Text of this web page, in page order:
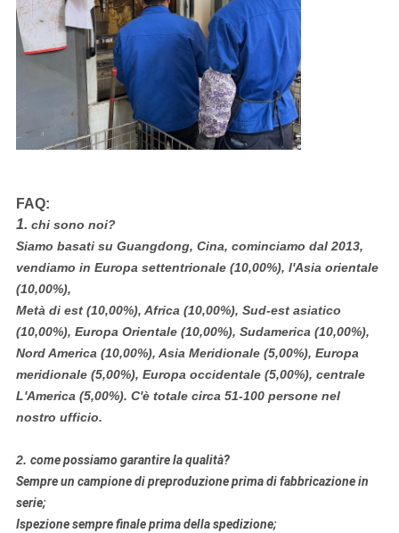
FAQ:
1. chi sono noi?
Siamo basati su Guangdong, Cina, cominciamo dal 2013,
vendiamo in Europa settentrionale (10,00%), l'Asia orientale
(10,00%),
Metà di est (10,00%), Africa (10,00%), Sud-est asiatico
(10,00%), Europa Orientale (10,00%), Sudamerica (10,00%),
Nord America (10,00%), Asia Meridionale (5,00%), Europa
meridionale (5,00%), Europa occidentale (5,00%), centrale
L'America (5,00%). C'è totale circa 51-100 persone nel
nostro ufficio.
2. come possiamo garantire la qualità?
Sempre un campione di preproduzione prima di fabbricazione in
serie;
Ispezione sempre finale prima della spedizione;